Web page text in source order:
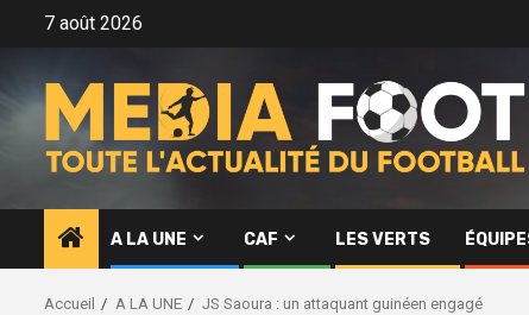
7 août 2026
A LA UNE CAF LES VERTS
Accueil A LA UNE JS Saoura : un attaquant guinéen engagé